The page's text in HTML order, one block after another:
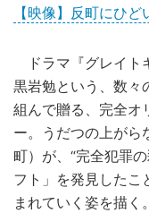
【映像】反町にひ
ドラマ『グレイト
黒岩勉という、数々
組んで贈る、完全オ
ー。うだつの上がら
町）が、“完全犯罪
フト」を発見したこ
まれていく姿を描く。